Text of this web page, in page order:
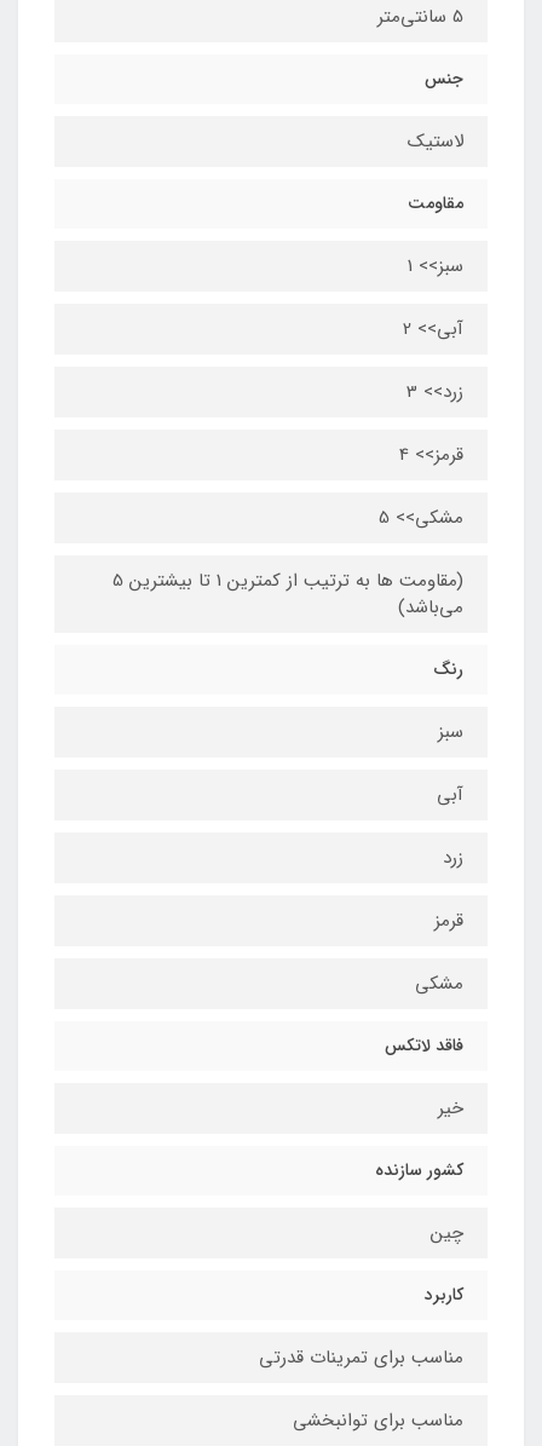
5 سانتی‌متر
جنس
لاستیک
مقاومت
سبز>> 1
آبی>> 2
زرد>> 3
قرمز>> 4
مشکی>> 5
(مقاومت ها به ترتیب از کمترین 1 تا بیشترین 5
می‌باشد)
رنگ
سبز
آبی
زرد
قرمز
مشکی
فاقد لاتکس
خیر
کشور سازنده
چین
کاربرد
مناسب برای تمرینات قدرتی
مناسب برای توانبخشی